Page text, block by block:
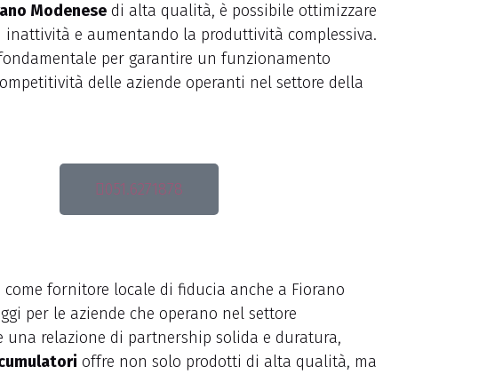
Modenese di alta qualità, è possibile ottimizzare
e aumentando la produttività complessiva.
per garantire un funzionamento
delle aziende operanti nel settore della
051.6271878
come fornitore locale di fiducia anche a Fiorano
per le aziende che operano nel settore
una relazione di partnership solida e duratura,
offre non solo prodotti di alta qualità, ma